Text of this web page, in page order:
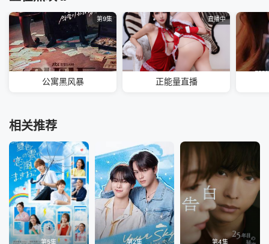
第9集
公寓黑风暴
直播中
正能量直播
相关推荐
第5集 第2集 第4集